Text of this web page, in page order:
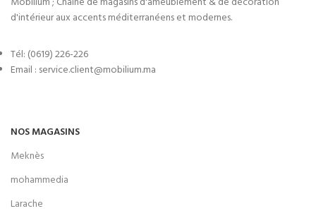
d'intérieur aux accents méditerranéens et modernes.
Tél: (0619) 226-226
Email : service.client@mobilium.ma
NOS MAGASINS
Meknès
mohammedia
Larache